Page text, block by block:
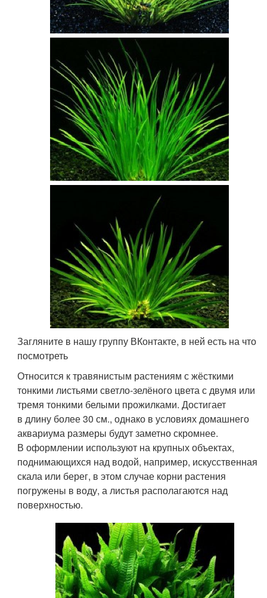
Загляните в нашу группу ВКонтакте, в ней есть на что
посмотреть
Относится к травянистым растениям с жёсткими
тонкими листьями светло-зелёного цвета с двумя или
тремя тонкими белыми прожилками. Достигает
в длину более 30 см., однако в условиях домашнего
аквариума размеры будут заметно скромнее.
В оформлении используют на крупных объектах,
поднимающихся над водой, например, искусственная
скала или берег, в этом случае корни растения
погружены в воду, а листья располагаются над
поверхностью.